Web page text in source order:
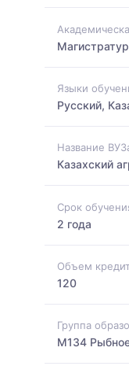
Языки
Русский,
Название
Казахский
Срок
2 года
Объем
120
Группа
M134